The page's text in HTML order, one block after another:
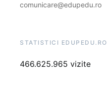
comunicare@edupedu.ro
STATISTICI EDUPEDU.RO
466.625.965 vizite